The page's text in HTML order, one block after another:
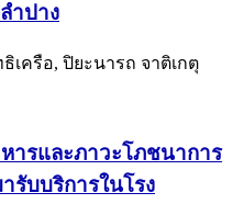
ำปาง
ครือ, ปิยะนารถ จาติเกตุ
ารและภาวะโภชนาการ
รับบริการในโรง